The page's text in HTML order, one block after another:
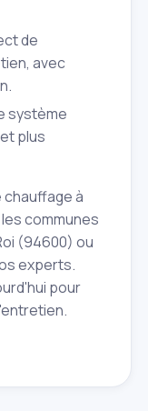
de
avec
système
plus
à
communes
(94600) ou
experts.
pour